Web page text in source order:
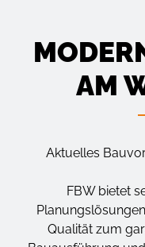
AM
Aktuelles
FBW bietet
Qualität zum